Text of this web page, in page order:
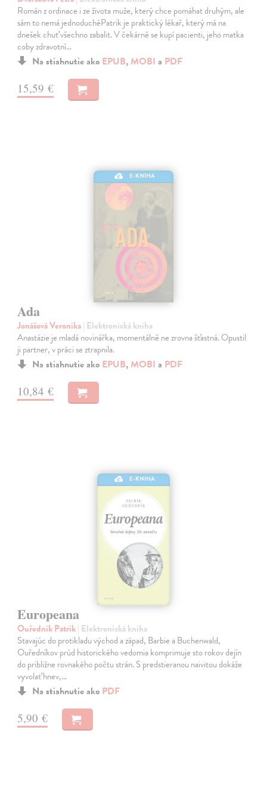
Román z ordinace i ze života muže, který chce pomáhat druhým, ale
sám to nemá jednoduchéPatrik je praktický lékař, který má na
dnešek chuť všechno zabalit. V čekárně se kupí pacienti, jeho matka
coby zdravotní…
Na stiahnutie ako EPUB, MOBI a PDF
15,59 €
E-KNIHA
Ada
Jonášová Veronika| Elektronická kniha
Anastázie je mladá novinářka, momentálně ne zrovna šťastná. Opustil
ji partner, v práci se ztrapnila.
Na stiahnutie ako EPUB, MOBI a PDF
10,84 €
E-KNIHA
Europeana
Ouředník Patrik| Elektronická kniha
Stavajúc do protikladu východ a západ, Barbie a Buchenwald,
Ouředníkov prúd historického vedomia komprimuje sto rokov dejín
do približne rovnakého počtu strán. S predstieranou naivitou dokáže
vyvolať hnev,…
Na stiahnutie ako PDF
5,90 €